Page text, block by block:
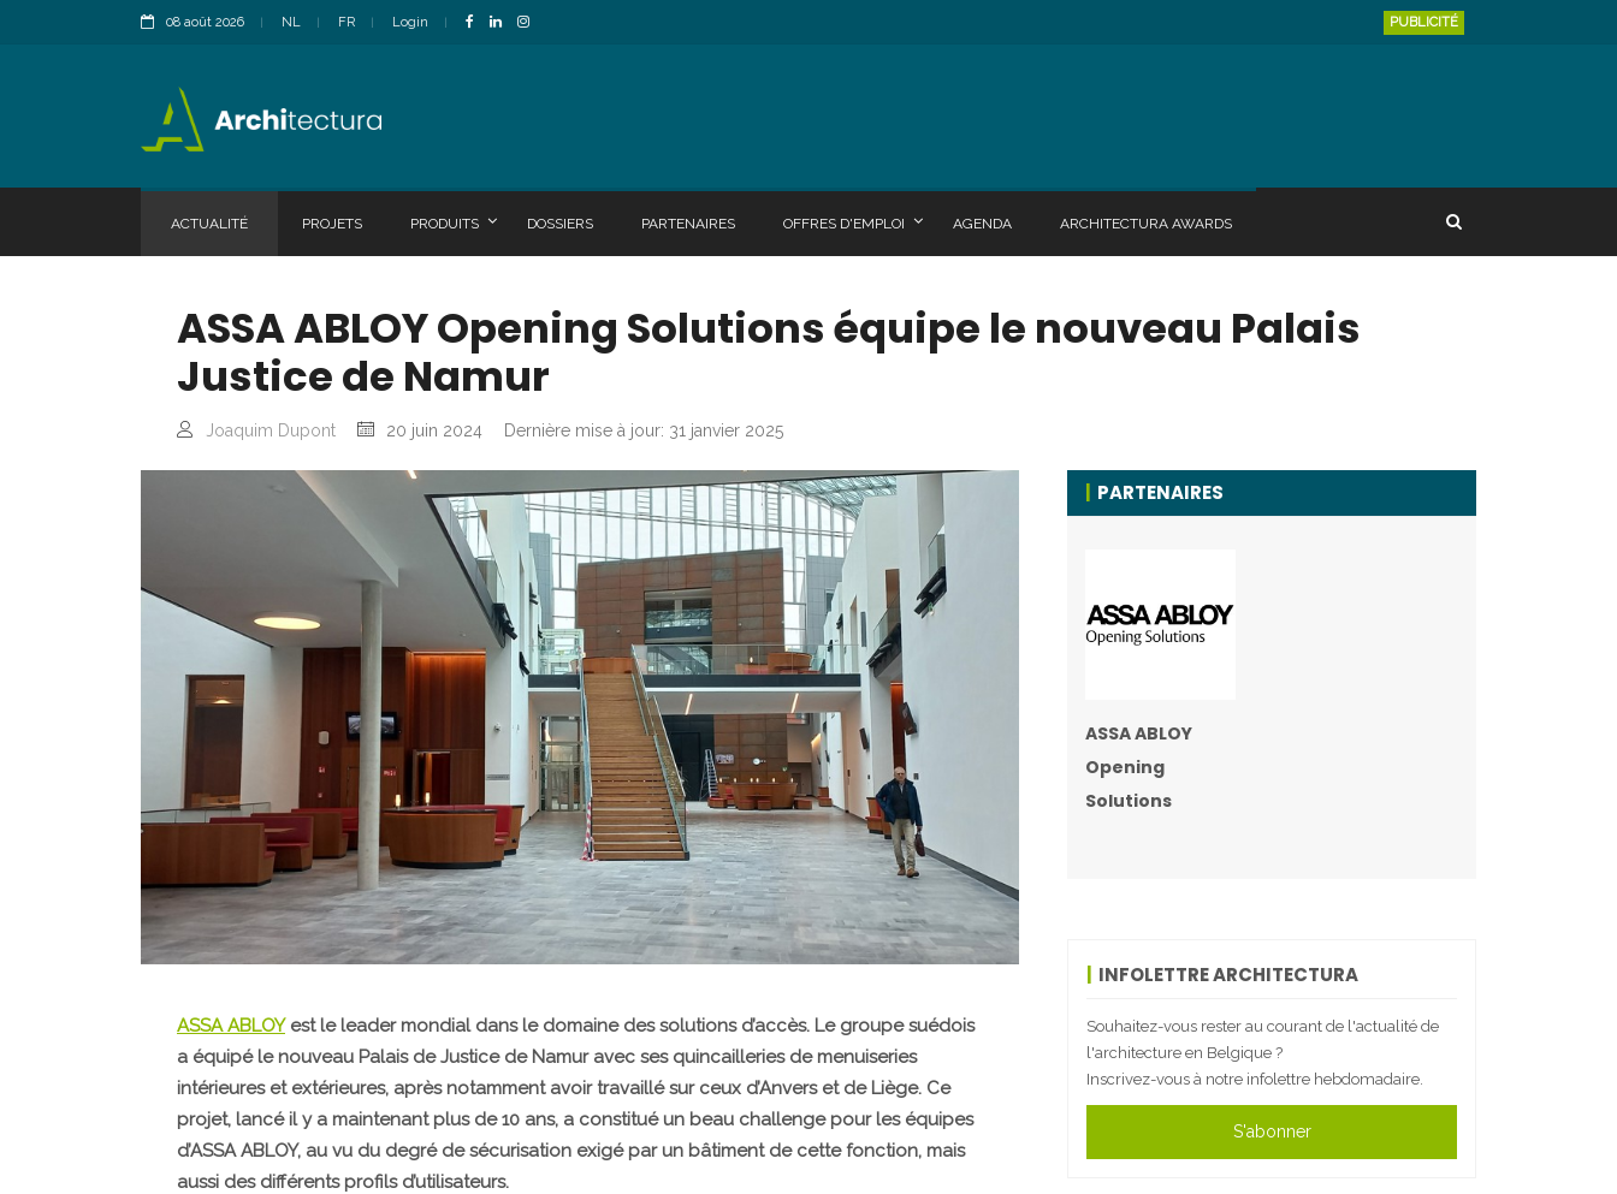
08 août 2026 NL FR Login PUBLICITÉ
ACTUALITÉ PROJETS PRODUITS DOSSIERS PARTENAIRES OFFRES D'EMPLOI AGENDA ARCHITECTURA AWARDS
ASSA ABLOY Opening Solutions équipe le nouveau Palais
Justice de Namur
Joaquim Dupont 20 juin 2024 Dernière mise à jour: 31 janvier 2025
ASSA ABLOYest le leader mondial dans le domaine des solutions d’accès. Le groupe suédois
a équipé le nouveau Palais de Justice de Namur avec ses quincailleries de menuiseries
intérieures et extérieures, après notamment avoir travaillé sur ceux d’Anvers et de Liège. Ce
projet, lancé il y a maintenant plus de 10 ans, a constitué un beau challenge pour les équipes
d’ASSA ABLOY, au vu du degré de sécurisation exigé par un bâtiment de cette fonction, mais
aussi des différents profils d’utilisateurs.
PARTENAIRES
ASSA ABLOY
Opening
Solutions
INFOLETTRE ARCHITECTURA
Souhaitez-vous rester au courant de l'actualité de
l'architecture en Belgique ?
Inscrivez-vous à notre infolettre hebdomadaire.
S'abonner